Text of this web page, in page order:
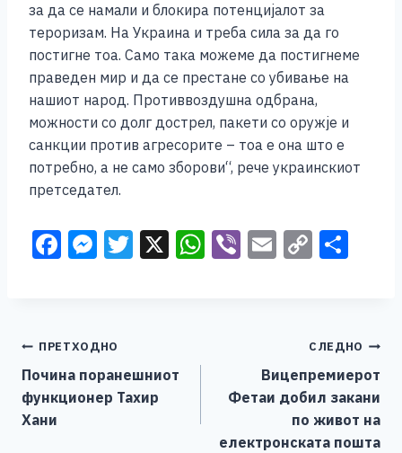
за да се намали и блокира потенцијалот за
тероризам. На Украина и треба сила за да го
постигне тоа. Само така можеме да постигнеме
праведен мир и да се престане со убивање на
нашиот народ. Противвоздушна одбрана,
можности со долг дострел, пакети со оружје и
санкции против агресорите – тоа е она што е
потребно, а не само зборови“, рече украинскиот
претседател.
F
b
o
o
M
n
g
er
T X W Vi E C
Li
n
k
Навигација
на
напис
ПРЕТХОДНО
Почина поранешниот
функционер Тахир
Хани
СЛЕДНО
Вицепремиерот
Фетаи добил закани
по живот на
електронската пошта